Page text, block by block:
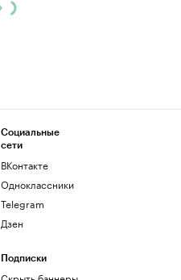
Социальные
сети
ВКонтакте
Одноклассники
Telegram
Дзен
Подписки